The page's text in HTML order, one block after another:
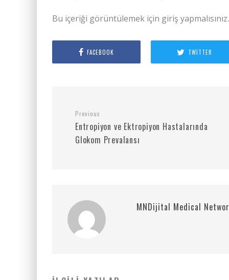
Bu içeriği görüntülemek için giriş
FACEBOOK TWITTER
Previous
Entropiyon ve Ektropiyon Hastalarında
Glokom Prevalansı
MNDijital Medical